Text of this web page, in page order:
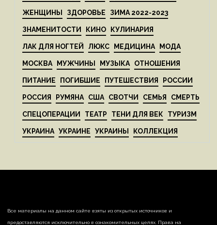
ЖЕНЩИНЫ ЗДОРОВЬЕ ЗИМА 2022-2023
ЗНАМЕНИТОСТИ КИНО КУЛИНАРИЯ
ЛАК ДЛЯ НОГТЕЙ ЛЮКС МЕДИЦИНА МОДА
МОСКВА МУЖЧИНЫ МУЗЫКА ОТНОШЕНИЯ
ПИТАНИЕ ПОГИБШИЕ ПУТЕШЕСТВИЯ РОССИИ
РОССИЯ РУМЯНА США СВОТЧИ СЕМЬЯ СМЕРТЬ
СПЕЦОПЕРАЦИИ ТЕАТР ТЕНИ ДЛЯ ВЕК ТУРИЗМ
УКРАИНА УКРАИНЕ УКРАИНЫ КОЛЛЕКЦИЯ
Все материалы на данном сайте взяты из открытых источников и
предоставляются исключительно в ознакомительных целях. Права на